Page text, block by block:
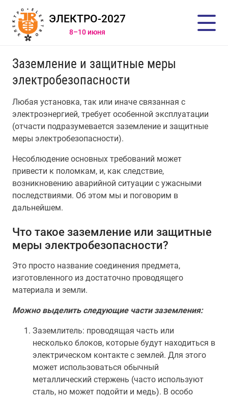
ЭЛЕКТРО-2027
8–10 июня
Заземление и защитные меры
электробезопасности
Любая установка, так или иначе связанная с
электроэнергией, требует особенной эксплуатации
(отчасти подразумевается заземление и защитные
меры электробезопасности).
Несоблюдение основных требований может
привести к поломкам, и, как следствие,
возникновению аварийной ситуации с ужасными
последствиями. Об этом мы и поговорим в
дальнейшем.
Что такое заземление или защитные
меры электробезопасности?
Это просто название соединения предмета,
изготовленного из достаточно проводящего
материала и земли.
Можно выделить следующие части заземления:
Заземлитель: проводящая часть или
несколько блоков, которые будут находиться в
электрическом контакте с землей. Для этого
может использоваться обычный
металлический стержень (часто используют
сталь, но может подойти и медь). В особо